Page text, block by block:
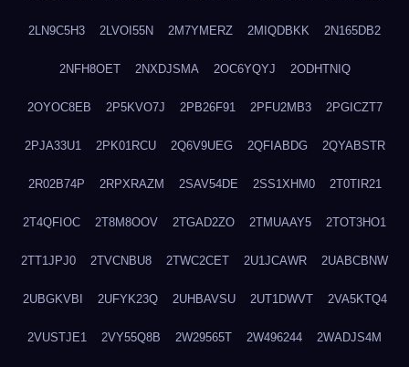
2LN9C5H3 2LVOI55N 2M7YMERZ 2MIQDBKK 2N165DB2
2NFH8OET 2NXDJSMA 2OC6YQYJ 2ODHTNIQ
2OYOC8EB 2P5KVO7J 2PB26F91 2PFU2MB3 2PGICZT7
2PJA33U1 2PK01RCU 2Q6V9UEG 2QFIABDG 2QYABSTR
2R02B74P 2RPXRAZM 2SAV54DE 2SS1XHM0 2T0TIR21
2T4QFIOC 2T8M8OOV 2TGAD2ZO 2TMUAAY5 2TOT3HO1
2TT1JPJ0 2TVCNBU8 2TWC2CET 2U1JCAWR 2UABCBNW
2UBGKVBI 2UFYK23Q 2UHBAVSU 2UT1DWVT 2VA5KTQ4
2VUSTJE1 2VY55Q8B 2W29565T 2W496244 2WADJS4M